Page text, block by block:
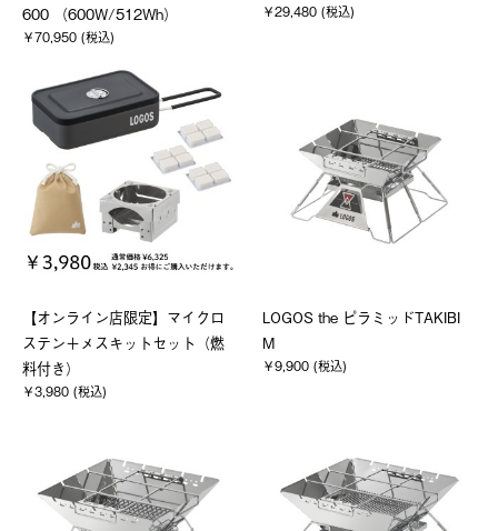
600 （600W/512Wh）
￥70,950 (税込)
￥29,480 (税込)
【オンライン店限定】マイクロ
ステン＋メスキットセット（燃
料付き）
￥3,980 (税込)
LOGOS the ピラミッドTAKIBI
M
￥9,900 (税込)